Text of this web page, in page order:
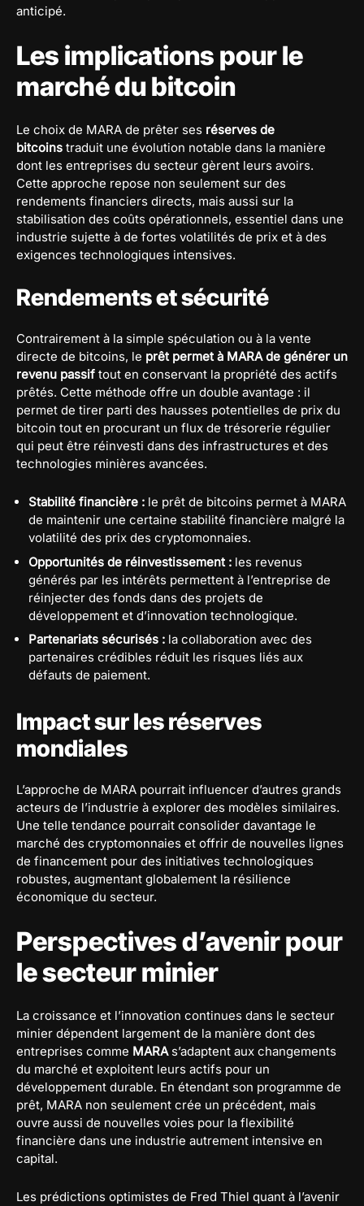
anticipé.
Les implications pour le
marché du bitcoin
Le choix de MARA de prêter ses réserves de
bitcoins traduit une évolution notable dans la manière
dont les entreprises du secteur gèrent leurs avoirs.
Cette approche repose non seulement sur des
rendements financiers directs, mais aussi sur la
stabilisation des coûts opérationnels, essentiel dans une
industrie sujette à de fortes volatilités de prix et à des
exigences technologiques intensives.
Rendements et sécurité
Contrairement à la simple spéculation ou à la vente
directe de bitcoins, le prêt permet à MARA de générer un
revenu passif tout en conservant la propriété des actifs
prêtés. Cette méthode offre un double avantage : il
permet de tirer parti des hausses potentielles de prix du
bitcoin tout en procurant un flux de trésorerie régulier
qui peut être réinvesti dans des infrastructures et des
technologies minières avancées.
Stabilité financière : le prêt de bitcoins permet à MARA
de maintenir une certaine stabilité financière malgré la
volatilité des prix des cryptomonnaies.
Opportunités de réinvestissement : les revenus
générés par les intérêts permettent à l’entreprise de
réinjecter des fonds dans des projets de
développement et d’innovation technologique.
Partenariats sécurisés : la collaboration avec des
partenaires crédibles réduit les risques liés aux
défauts de paiement.
Impact sur les réserves
mondiales
L’approche de MARA pourrait influencer d’autres grands
acteurs de l’industrie à explorer des modèles similaires.
Une telle tendance pourrait consolider davantage le
marché des cryptomonnaies et offrir de nouvelles lignes
de financement pour des initiatives technologiques
robustes, augmentant globalement la résilience
économique du secteur.
Perspectives d’avenir pour
le secteur minier
La croissance et l’innovation continues dans le secteur
minier dépendent largement de la manière dont des
entreprises comme MARAs’adaptent aux changements
du marché et exploitent leurs actifs pour un
développement durable. En étendant son programme de
prêt, MARA non seulement crée un précédent, mais
ouvre aussi de nouvelles voies pour la flexibilité
financière dans une industrie autrement intensive en
capital.
Les prédictions optimistes de Fred Thiel quant à l’avenir